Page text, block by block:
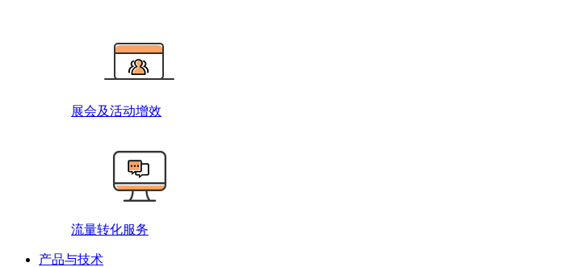
展会及活动增效
流量转化服务
产品与技术